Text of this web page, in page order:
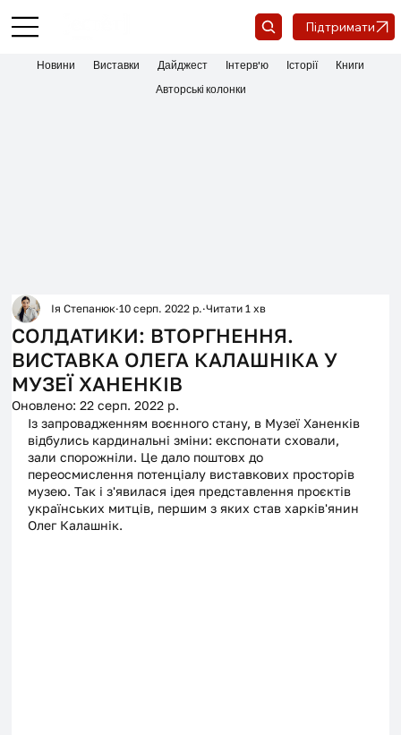
Підтримати
СОЛДАТИКИ: ВТОРГНЕННЯ.
ВИСТАВКА ОЛЕГА КАЛАШНІКА У
МУЗЕЇ ХАНЕНКІВ
Ія Степанюк 10 серп. 2022 р. Читати 1 хв
Оновлено:22 серп. 2022 р.
Із запровадженням воєнного стану, в Музеї Ханенків
відбулись кардинальні зміни: експонати сховали,
зали спорожніли. Це дало поштовх до
переосмислення потенціалу виставкових просторів
музею. Так і з'явилася ідея представлення проєктів
українських митців, першим з яких став харків'янин
Олег Калашнік.
Новини Виставки Дайджест Інтерв'ю Історії
Книги
Авторські колонки